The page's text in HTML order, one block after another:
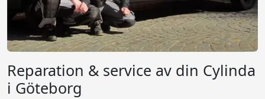
Reparation & service av din Cylinda
i Göteborg